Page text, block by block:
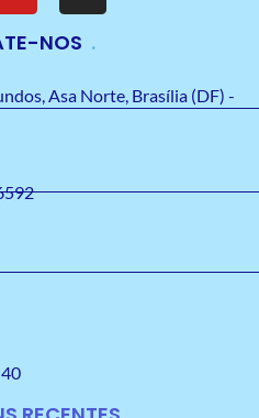
NOS
Asa Norte, Brasília (DF) -